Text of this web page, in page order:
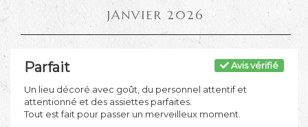
JANVIER 2026
Avis vérifié
Parfait
Un lieu décoré avec goût, du personnel attentif et
attentionné et des assiettes parfaites.
Tout est fait pour passer un merveilleux moment.